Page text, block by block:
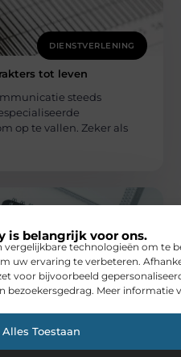
is belangrijk voor ons.
vergelijkbare technologieën om te
uw ervaring te verbeteren.
voor bijvoorbeeld
bezoekersgedrag. Meer informatie
Alles Toestaan
DIENSTVERLENING
tot leven
steeds
op te vallen. Zeker als
DIENSTVERLENING
in Oost
doorwegen, zeker